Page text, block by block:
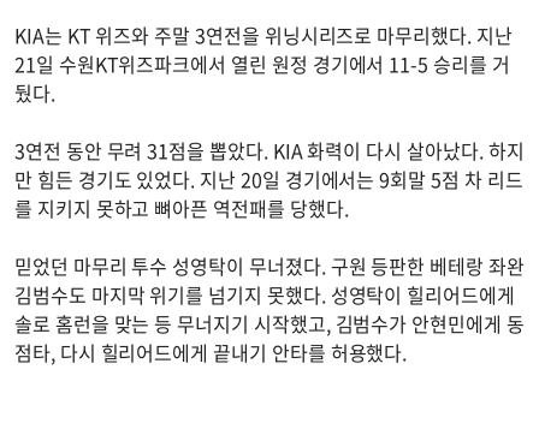
KIA는 KT 위즈와 주말 3연전을 위닝시리즈로 마무리했다. 지난
21일 수원KT위즈파크에서 열린 원정 경기에서 11-5 승리를 거
뒀다.
3연전 동안 무려 31점을 뽑았다. KIA 화력이 다시 살아났다. 하지
만 힘든 경기도 있었다. 지난 20일 경기에서는 9회말 5점 차 리드
를 지키지 못하고 뼈아픈 역전패를 당했다.
믿었던 마무리 투수 성영탁이 무너졌다. 구원 등판한 베테랑 좌완
김범수도 마지막 위기를 넘기지 못했다. 성영탁이 힐리어드에게
솔로 홈런을 맞는 등 무너지기 시작했고, 김범수가 안현민에게 동
점타, 다시 힐리어드에게 끝내기 안타를 허용했다.